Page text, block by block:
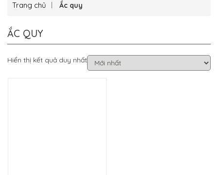
Trang chủ Ắc quy
ẮC QUY
Hiển thị kết quả duy nhất